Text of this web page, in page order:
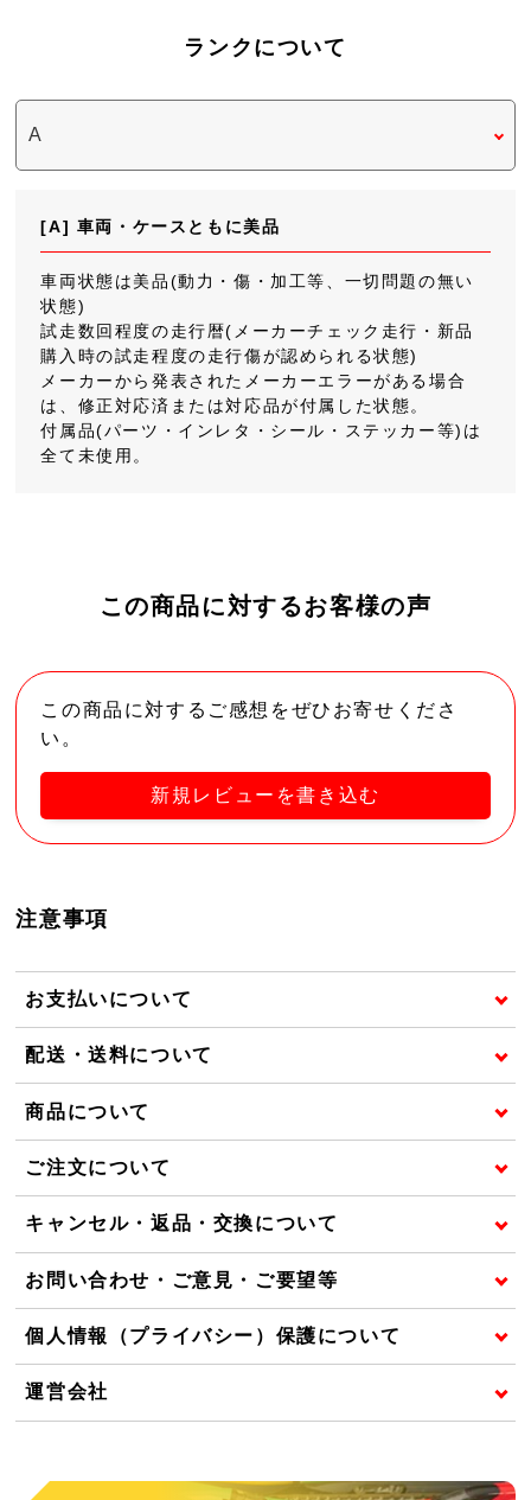
ランクについて
[A] 車両・ケースともに美品
車両状態は美品(動力・傷・加工等、一切問題の無い
状態)
試走数回程度の走行暦(メーカーチェック走行・新品
購入時の試走程度の走行傷が認められる状態)
メーカーから発表されたメーカーエラーがある場合
は、修正対応済または対応品が付属した状態。
付属品(パーツ・インレタ・シール・ステッカー等)は
全て未使用。
この商品に対するお客様の声
この商品に対するご感想をぜひお寄せくださ
い。
新規レビューを書き込む
注意事項
お支払いについて
配送・送料について
商品について
ご注文について
キャンセル・返品・交換について
お問い合わせ・ご意見・ご要望等
個人情報（プライバシー）保護について
運営会社